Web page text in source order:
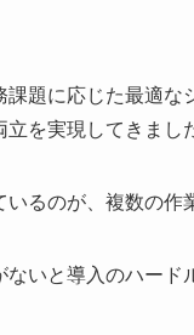
課題に応じた最適
を実現してきまし
るのが、複数の作
ないと導入のハード